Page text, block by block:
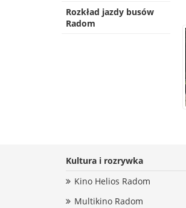
Rozkład jazdy busów
Radom
Kultura i rozrywka
Kino Helios Radom
Multikino Radom